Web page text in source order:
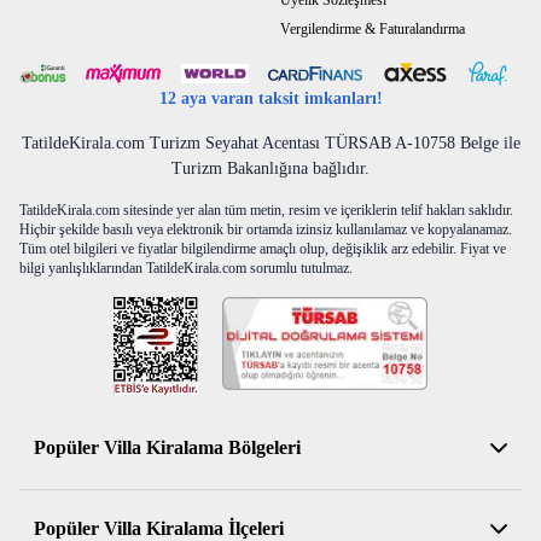
Vergilendirme & Faturalandırma
12 aya varan taksit imkanları!
TatildeKirala.com Turizm Seyahat Acentası TÜRSAB A-10758 Belge ile
Turizm Bakanlığına bağlıdır.
TatildeKirala.com sitesinde yer alan tüm metin, resim ve içeriklerin telif hakları saklıdır.
Hiçbir şekilde basılı veya elektronik bir ortamda izinsiz kullanılamaz ve kopyalanamaz.
Tüm otel bilgileri ve fiyatlar bilgilendirme amaçlı olup, değişiklik arz edebilir. Fiyat ve
bilgi yanlışlıklarından TatildeKirala.com sorumlu tutulmaz.
Popüler Villa Kiralama Bölgeleri
Antalya Kiralık Villa
Muğla Kiralık Villa
Popüler Villa Kiralama İlçeleri